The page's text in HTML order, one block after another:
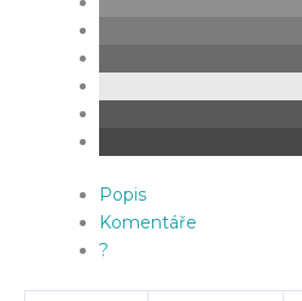
Popis
Komentáře
?